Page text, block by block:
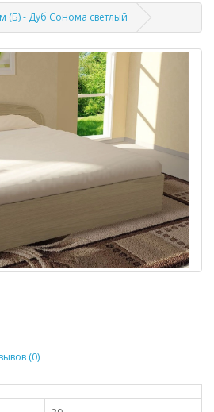
(Б) - Дуб Сонома светлый
(0)